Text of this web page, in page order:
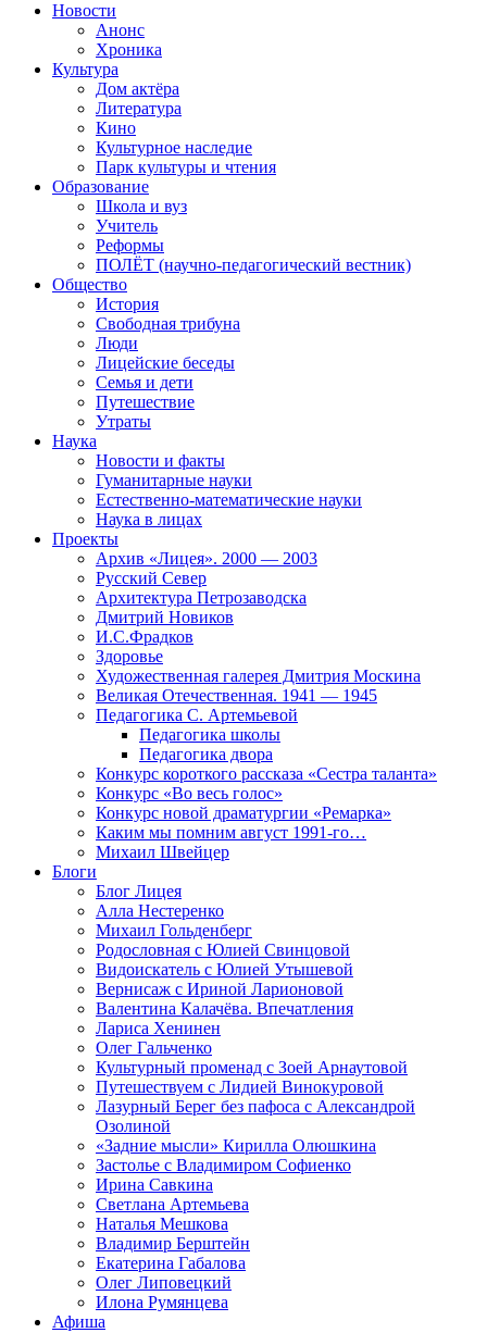
Новости
Анонс
Хроника
Культура
Дом актёра
Литература
Кино
Культурное наследие
Парк культуры и чтения
Образование
Школа и вуз
Учитель
Реформы
ПОЛЁТ (научно-педагогический вестник)
Общество
История
Свободная трибуна
Люди
Лицейские беседы
Семья и дети
Путешествие
Утраты
Наука
Новости и факты
Гуманитарные науки
Естественно-математические науки
Наука в лицах
Проекты
Архив «Лицея». 2000 — 2003
Русский Север
Архитектура Петрозаводска
Дмитрий Новиков
И.С.Фрадков
Здоровье
Художественная галерея Дмитрия Москина
Великая Отечественная. 1941 — 1945
Педагогика С. Артемьевой
Педагогика школы
Педагогика двора
Конкурс короткого рассказа «Сестра таланта»
Конкурс «Во весь голос»
Конкурс новой драматургии «Ремарка»
Каким мы помним август 1991-го…
Михаил Швейцер
Блоги
Блог Лицея
Алла Нестеренко
Михаил Гольденберг
Родословная с Юлией Свинцовой
Видоискатель с Юлией Утышевой
Вернисаж с Ириной Ларионовой
Валентина Калачёва. Впечатления
Лариса Хенинен
Олег Гальченко
Культурный променад с Зоей Арнаутовой
Путешествуем с Лидией Винокуровой
Лазурный Берег без пафоса с Александрой
Озолиной
«Задние мысли» Кирилла Олюшкина
Застолье с Владимиром Софиенко
Ирина Савкина
Светлана Артемьева
Наталья Мешкова
Владимир Берштейн
Екатерина Габалова
Олег Липовецкий
Илона Румянцева
Афиша